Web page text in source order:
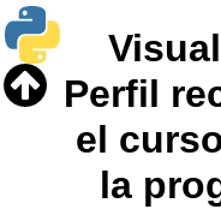
Perfil
el
la